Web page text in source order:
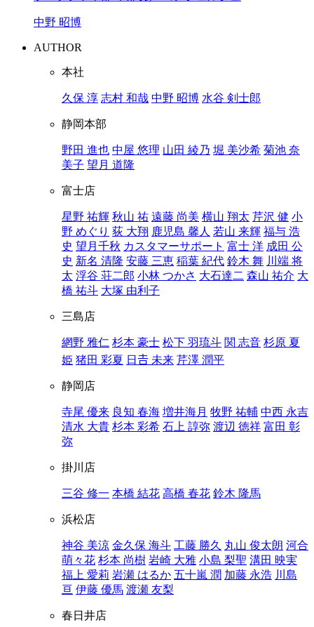
中野 昭博
AUTHOR
本社
久保 淳 志村 和哉 中野 昭博 水谷 剣士郎
静岡本部
野田 進也 中屋 悠理 山田 綾乃 堀 美沙希 菊池 奈
美子 望月 道隆
富士店
星野 祐輝 秋山 祐 遠藤 尚美 横山 翔太 芹沢 健 小
野 めぐり 荻 大翔 鹿児島 馨人 若山 来輝 福与 浩
史 望月千秋 カスタマーサポート 富士 洋 成田 公
史 新名 清隆 安藤 三恵 稲葉 紀代 鈴木 舞 川端 将
太 浮谷 荘二郎 小林 つかさ 大石達二 森山 祐介 大
橋 祐斗 大塚 由利子
三島店
網野 雅仁 杉本 豪士 松下 羽琉斗 関 志音 杉原 夏
姫 猪田 彩夏 日𠮷 未来 芹澤 潤平
静岡店
寺尾 優来 良知 春海 増井海月 牧野 祐輔 中西 永吉
清水 大貴 杉本 彩希 石上 諄弥 渡辺 徳祥 富田 彰
弥
掛川店
三谷 修一 本橋 結花 高橋 春花 鈴木 隆馬
浜松店
神谷 美涼 金久保 海斗 工藤 勝久 丸山 俊太朗 河合
萌々花 杉本 尚樹 岩崎 大雅 小島 梨聖 溝田 映実
福上 愛莉 岩瀬 はるか 五十嵐 潤 加藤 永浩 川島
亘 伊藤 優馬 渡瀬 友梨
春日井店